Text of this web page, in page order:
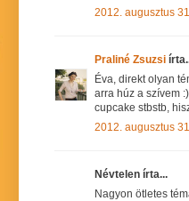
2012. augusztus
Praliné Zsuzsi
Éva, direkt olyan
arra húz a szívem
cupcake stbstb,
2012. augusztus
Névtelen írta...
Nagyon ötletes